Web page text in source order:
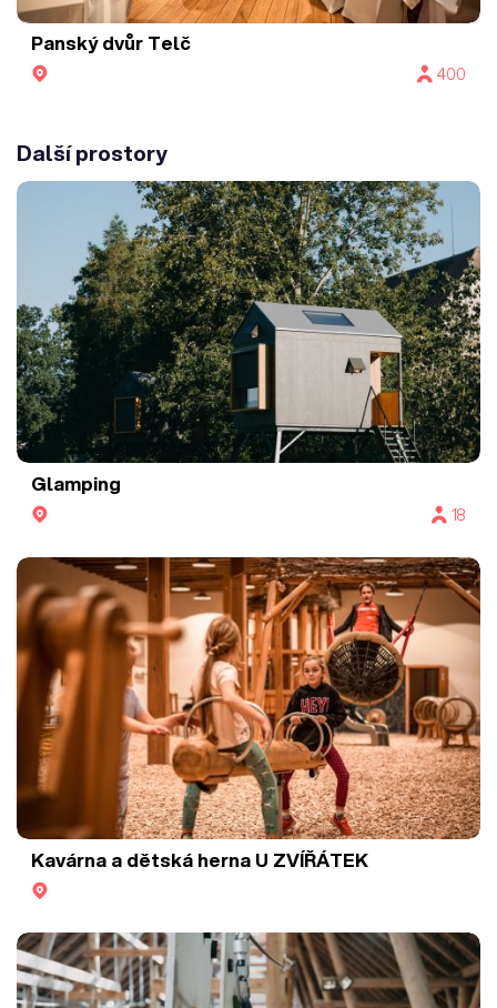
Panský dvůr Telč
400
Další prostory
Glamping
18
Kavárna a dětská herna U ZVÍŘÁTEK